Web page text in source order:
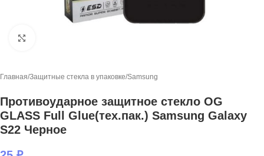
Главная/Защитные стекла в упаковке/Samsung
Противоударное защитное стекло OG
GLASS Full Glue(тех.пак.) Samsung Galaxy
S22 Черное